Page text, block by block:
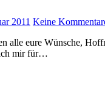
2011 Keine
ich mir für…